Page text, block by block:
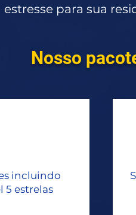
estresse para sua
Nosso
incluindo
5 estrelas